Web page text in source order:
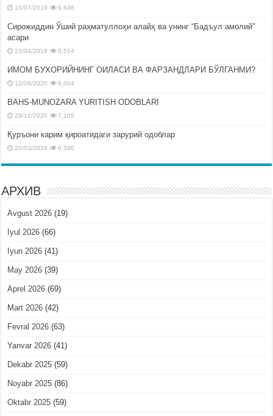
15/07/2019 9,646
Сирожиддин Ўший раҳматуллоҳи алайҳ ва унинг “Бадъул амолий”
асари
23/04/2019 8,514
ИМОМ БУХОРИЙНИНГ ОИЛАСИ ВА ФАРЗАНДЛАРИ БЎЛГАНМИ?
12/08/2020 8,004
BAHS-MUNOZARA YURITISH ODOBLARI
29/12/2020 7,105
Қуръони карим қироатидаги зарурий одоблар
20/03/2019 6,590
АРХИВ
Avgust 2026 (19)
Iyul 2026 (66)
Iyun 2026 (41)
May 2026 (39)
Aprel 2026 (69)
Mart 2026 (42)
Fevral 2026 (63)
Yanvar 2026 (41)
Dekabr 2025 (59)
Noyabr 2025 (86)
Oktabr 2025 (59)